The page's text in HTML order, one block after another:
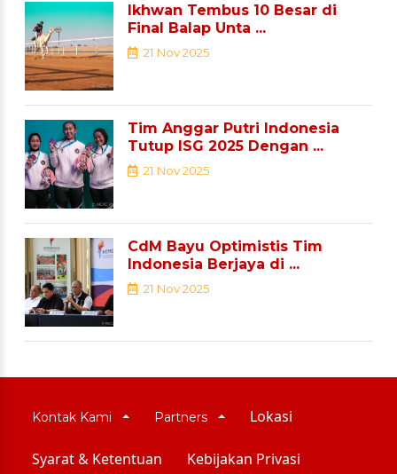
Ikhwan Tembus 10 Besar di
Final Balap Unta ...
21 Nov 2025
Tim Anggar Putri Indonesia
Tutup ISG 2025 Dengan ...
21 Nov 2025
CdM Bayu Optimistis Tim
Indonesia Berjaya di ...
21 Nov 2025
Kontak Kami Partners Lokasi
Syarat & Ketentuan Kebijakan Privasi